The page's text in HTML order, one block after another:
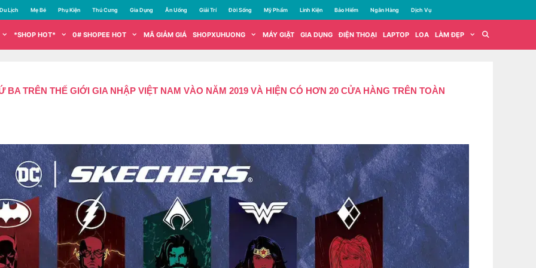
Du Lịch Mẹ Bé Phụ Kiện Thú Cưng Gia Dụng Ăn Uống Giải Trí Đời Sống Mỹ Phẩm Linh Kiện Bảo Hiểm Ngân Hàng Dịch Vụ
*SHOP HOT* 0# SHOPEE HOT MÃ GIẢM GIÁ SHOPXUHUONG MÁY GIẶT GIA DỤNG ĐIỆN THOẠI LAPTOP LOA LÀM ĐẸP
TRÊN THẾ GIỚI GIA NHẬP VIỆT NAM VÀO NĂM 2019 VÀ HIỆN CÓ HƠN 20 CỬA HÀNG TRÊN TOÀN